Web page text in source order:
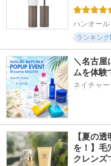
ハンオー
ランキング
＼名古屋
ムを体験
ネイチャ
【夏の
を！】毛
クレンズ